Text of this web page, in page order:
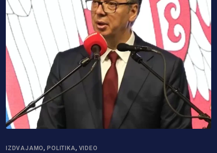
IZDVAJAMO,POLITIKA, VIDEO